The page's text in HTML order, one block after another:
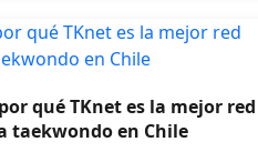
qué TKnet es la mejor red
taekwondo en Chile